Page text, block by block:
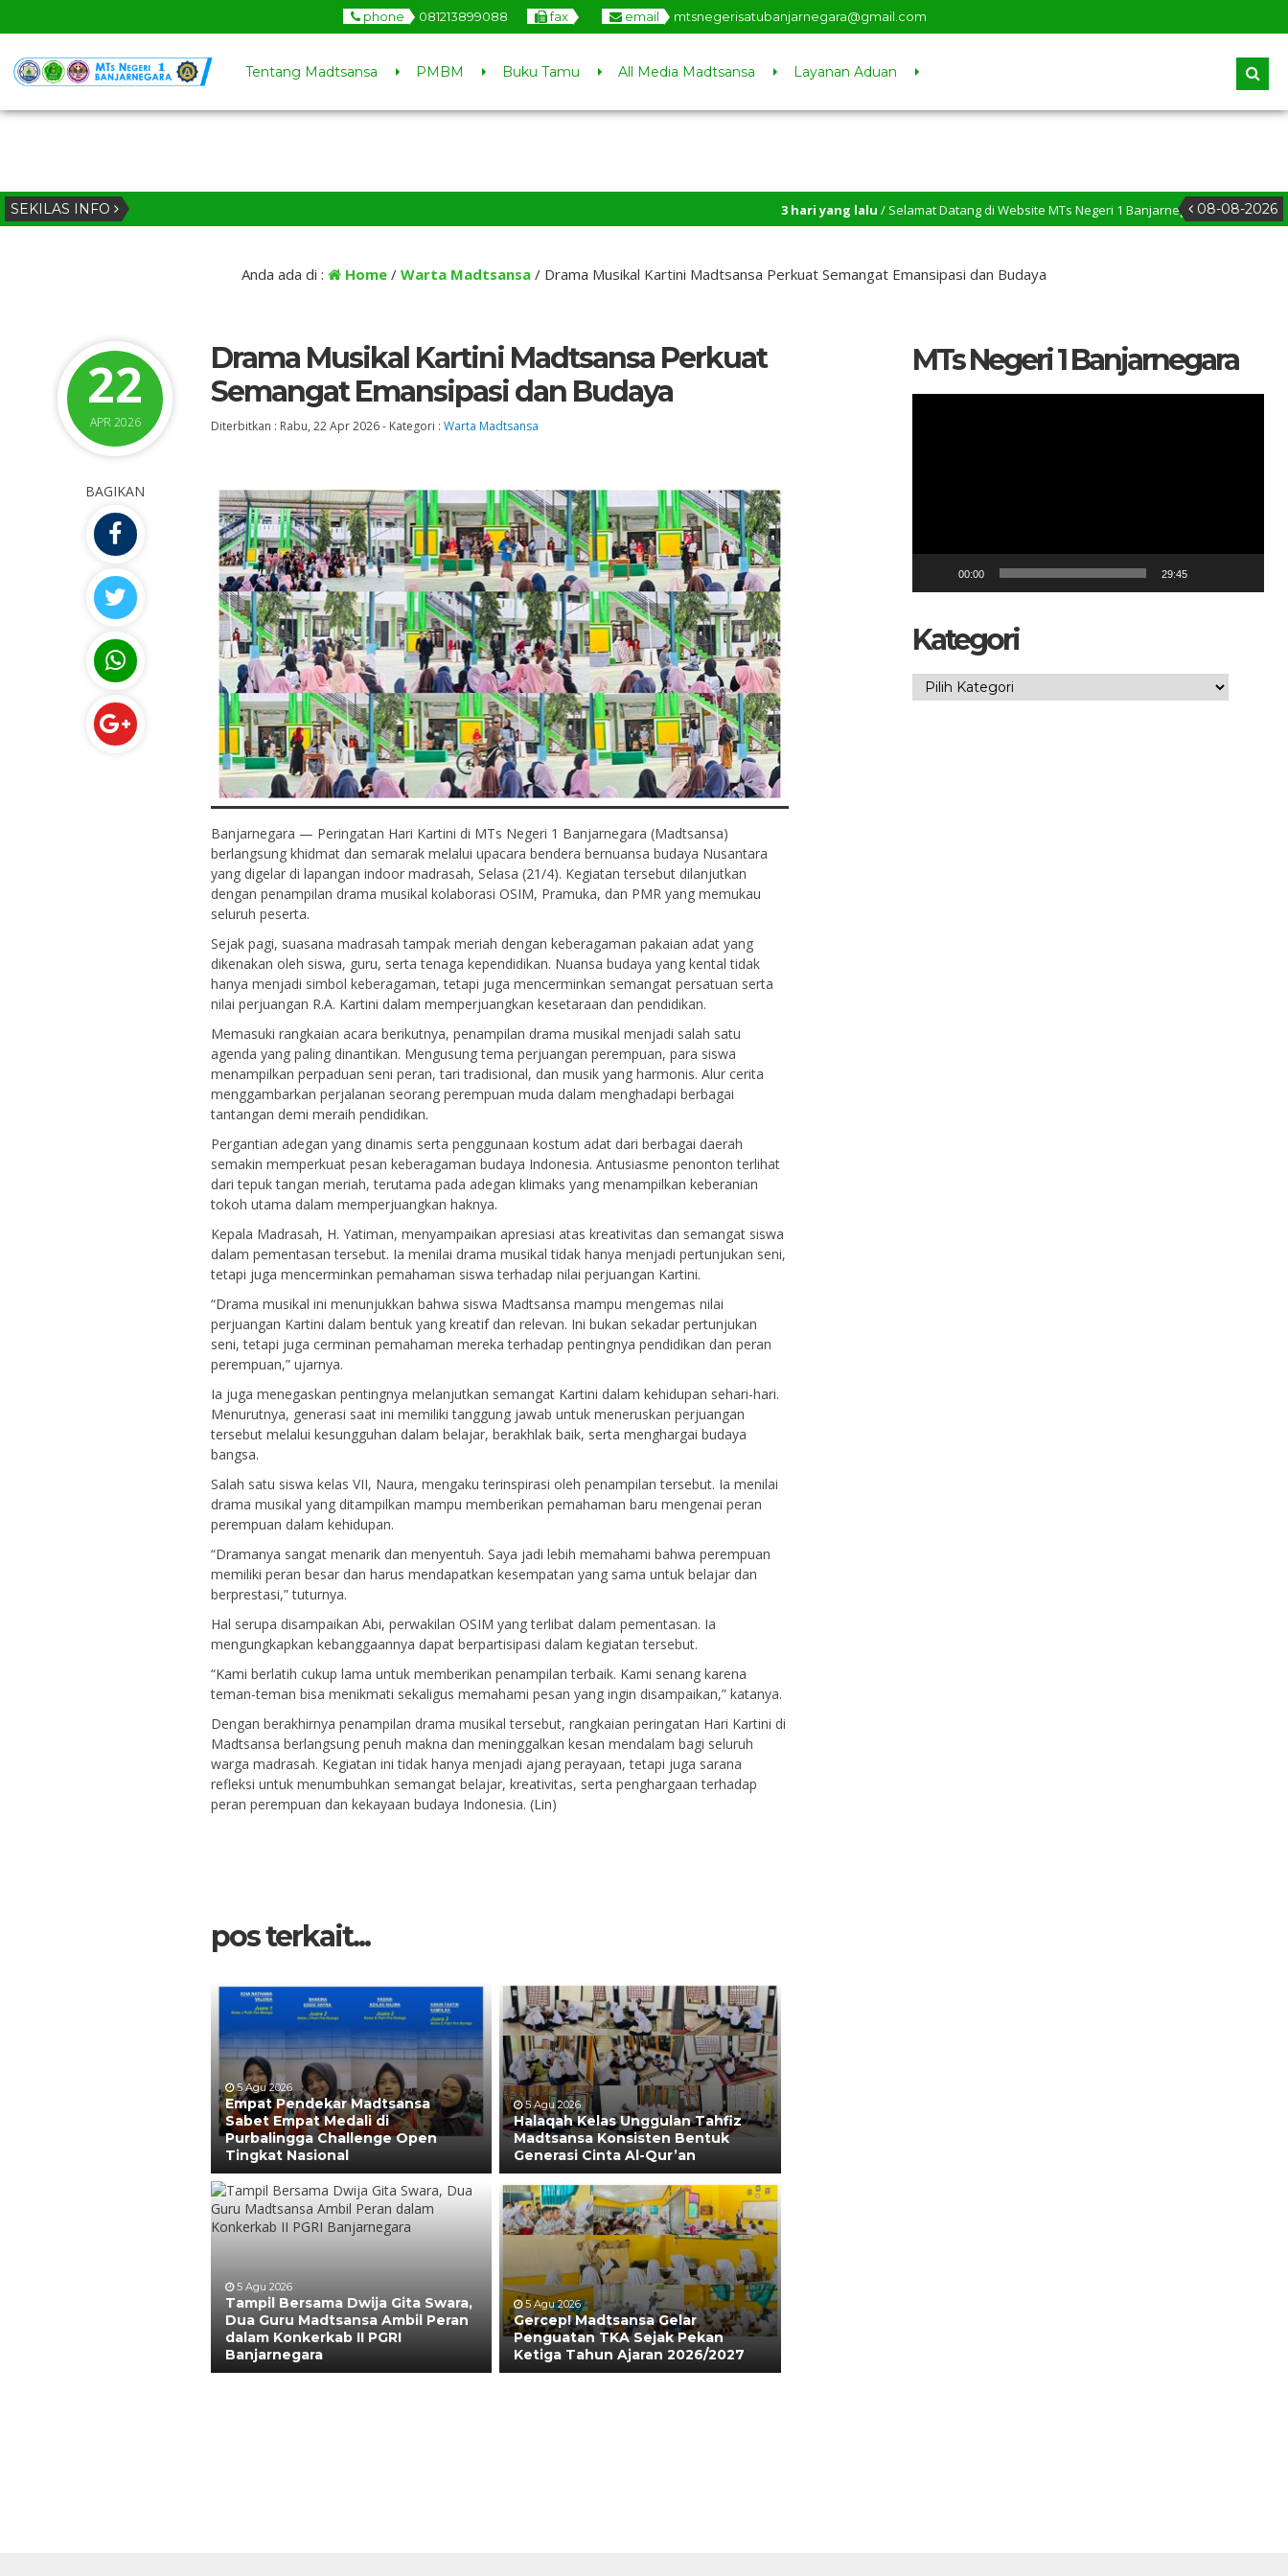
phone 081213899088 fax email mtsnegerisatubanjarnegara@gmail.com
Tentang Madtsansa PMBM Buku Tamu All Media Madtsansa Layanan Aduan
SEKILAS INFO 08-08-2026
3 hari yang lalu/ Selamat Datang di Website MTs Negeri 1 Banjarnegara
Anda ada di : Home / Warta Madtsansa / Drama Musikal Kartini Madtsansa Perkuat Semangat Emansipasi dan Budaya
22
APR 2026
Drama Musikal Kartini Madtsansa Perkuat
Semangat Emansipasi dan Budaya
Diterbitkan : Rabu, 22 Apr 2026- Kategori : Warta Madtsansa
BAGIKAN
Banjarnegara — Peringatan Hari Kartini di MTs Negeri 1 Banjarnegara (Madtsansa)
berlangsung khidmat dan semarak melalui upacara bendera bernuansa budaya Nusantara
yang digelar di lapangan indoor madrasah, Selasa (21/4). Kegiatan tersebut dilanjutkan
dengan penampilan drama musikal kolaborasi OSIM, Pramuka, dan PMR yang memukau
seluruh peserta.
Sejak pagi, suasana madrasah tampak meriah dengan keberagaman pakaian adat yang
dikenakan oleh siswa, guru, serta tenaga kependidikan. Nuansa budaya yang kental tidak
hanya menjadi simbol keberagaman, tetapi juga mencerminkan semangat persatuan serta
nilai perjuangan R.A. Kartini dalam memperjuangkan kesetaraan dan pendidikan.
Memasuki rangkaian acara berikutnya, penampilan drama musikal menjadi salah satu
agenda yang paling dinantikan. Mengusung tema perjuangan perempuan, para siswa
menampilkan perpaduan seni peran, tari tradisional, dan musik yang harmonis. Alur cerita
menggambarkan perjalanan seorang perempuan muda dalam menghadapi berbagai
tantangan demi meraih pendidikan.
Pergantian adegan yang dinamis serta penggunaan kostum adat dari berbagai daerah
semakin memperkuat pesan keberagaman budaya Indonesia. Antusiasme penonton terlihat
dari tepuk tangan meriah, terutama pada adegan klimaks yang menampilkan keberanian
tokoh utama dalam memperjuangkan haknya.
Kepala Madrasah, H. Yatiman, menyampaikan apresiasi atas kreativitas dan semangat siswa
dalam pementasan tersebut. Ia menilai drama musikal tidak hanya menjadi pertunjukan seni,
tetapi juga mencerminkan pemahaman siswa terhadap nilai perjuangan Kartini.
“Drama musikal ini menunjukkan bahwa siswa Madtsansa mampu mengemas nilai
perjuangan Kartini dalam bentuk yang kreatif dan relevan. Ini bukan sekadar pertunjukan
seni, tetapi juga cerminan pemahaman mereka terhadap pentingnya pendidikan dan peran
perempuan,” ujarnya.
Ia juga menegaskan pentingnya melanjutkan semangat Kartini dalam kehidupan sehari-hari.
Menurutnya, generasi saat ini memiliki tanggung jawab untuk meneruskan perjuangan
tersebut melalui kesungguhan dalam belajar, berakhlak baik, serta menghargai budaya
bangsa.
Salah satu siswa kelas VII, Naura, mengaku terinspirasi oleh penampilan tersebut. Ia menilai
drama musikal yang ditampilkan mampu memberikan pemahaman baru mengenai peran
perempuan dalam kehidupan.
“Dramanya sangat menarik dan menyentuh. Saya jadi lebih memahami bahwa perempuan
memiliki peran besar dan harus mendapatkan kesempatan yang sama untuk belajar dan
berprestasi,” tuturnya.
Hal serupa disampaikan Abi, perwakilan OSIM yang terlibat dalam pementasan. Ia
mengungkapkan kebanggaannya dapat berpartisipasi dalam kegiatan tersebut.
“Kami berlatih cukup lama untuk memberikan penampilan terbaik. Kami senang karena
teman-teman bisa menikmati sekaligus memahami pesan yang ingin disampaikan,” katanya.
Dengan berakhirnya penampilan drama musikal tersebut, rangkaian peringatan Hari Kartini di
Madtsansa berlangsung penuh makna dan meninggalkan kesan mendalam bagi seluruh
warga madrasah. Kegiatan ini tidak hanya menjadi ajang perayaan, tetapi juga sarana
refleksi untuk menumbuhkan semangat belajar, kreativitas, serta penghargaan terhadap
peran perempuan dan kekayaan budaya Indonesia. (Lin)
pos terkait...
5 Agu 2026
Empat Pendekar Madtsansa
Sabet Empat Medali di
Purbalingga Challenge Open
Tingkat Nasional
5 Agu 2026
Halaqah Kelas Unggulan Tahfiz
Madtsansa Konsisten Bentuk
Generasi Cinta Al-Qur’an
5 Agu 2026
Tampil Bersama Dwija Gita Swara,
Dua Guru Madtsansa Ambil Peran
dalam Konkerkab II PGRI
Banjarnegara
5 Agu 2026
Gercep! Madtsansa Gelar
Penguatan TKA Sejak Pekan
Ketiga Tahun Ajaran 2026/2027
MTs Negeri 1 Banjarnegara
00:00 29:45
Kategori
Kategori